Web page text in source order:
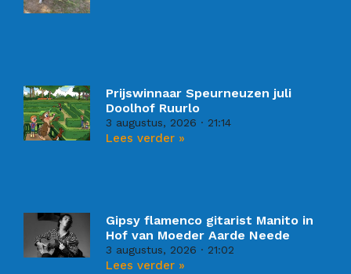
Prijswinnaar Speurneuzen juli
Doolhof Ruurlo
3 augustus, 2026 21:14
Lees verder »
Gipsy flamenco gitarist Manito in
Hof van Moeder Aarde Neede
3 augustus, 2026 21:02
Lees verder »